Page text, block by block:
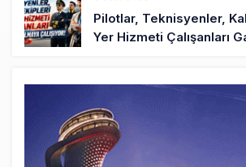
Pilotlar, Teknisyenler,
Yer Hizmeti Çalışanları
BookingAgora’dan
8 saat önce